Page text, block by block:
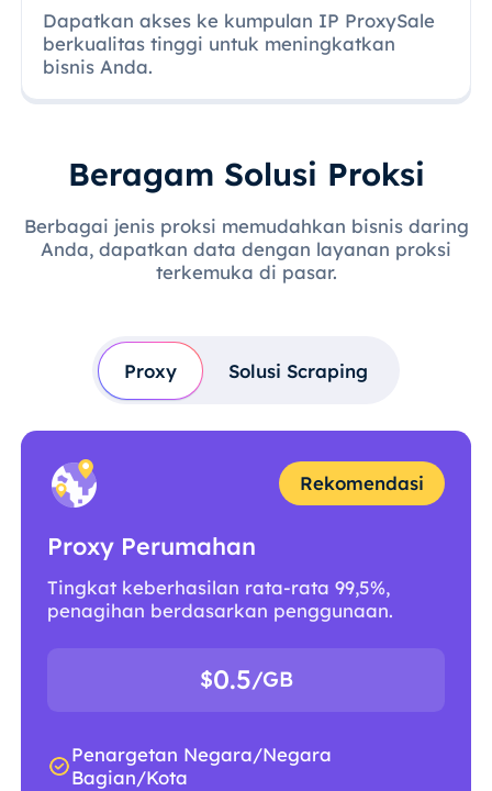
Dapatkan akses ke kumpulan IP ProxySale
berkualitas tinggi untuk meningkatkan
bisnis Anda.
Beragam Solusi Proksi
Berbagai jenis proksi memudahkan bisnis daring
Anda, dapatkan data dengan layanan proksi
terkemuka di pasar.
Proxy Solusi Scraping
Rekomendasi
Proxy Perumahan
Tingkat keberhasilan rata-rata 99,5%,
penagihan berdasarkan penggunaan.
$0.5/GB
Penargetan Negara/Negara
Bagian/Kota